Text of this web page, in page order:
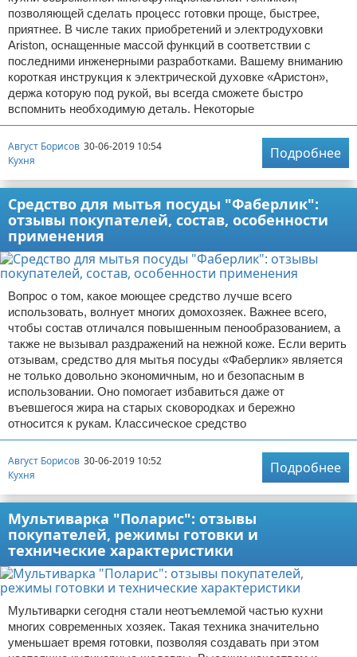
позволяющей сделать процесс готовки проще, быстрее,
приятнее. В числе таких приобретений и электродуховки
Ariston, оснащенные массой функций в соответствии с
последними инженерными разработками. Вашему вниманию
короткая инструкция к электрической духовке «Аристон»,
держа которую под рукой, вы всегда сможете быстро
вспомнить необходимую деталь. Некоторые
Август Борисов 30-06-2019 10:54
Кухня
Подробнее
Средство для мытья посуды "Фаберлик":
отзывы покупателей, состав, особенности
применения
Вопрос о том, какое моющее средство лучше всего
использовать, волнует многих домохозяек. Важнее всего,
чтобы состав отличался повышенным пенообразованием, а
также не вызывал раздражений на нежной коже. Если верить
отзывам, средство для мытья посуды «Фаберлик» является
не только довольно экономичным, но и безопасным в
использовании. Оно помогает избавиться даже от
въевшегося жира на старых сковородках и бережно
относится к рукам. Классическое средство
Август Борисов 30-06-2019 10:52
Кухня
Подробнее
Мультиварка "Поларис": отзывы
покупателей, режимы готовки и
технические характеристики
Мультиварки сегодня стали неотъемлемой частью кухни
многих современных хозяек. Такая техника значительно
уменьшает время готовки, позволяя создавать при этом